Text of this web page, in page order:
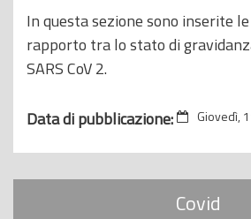
In questa sezione sono inserite
rapporto tra lo stato di
SARS CoV 2.
Data di pubblicazione: Giovedì,
Covid